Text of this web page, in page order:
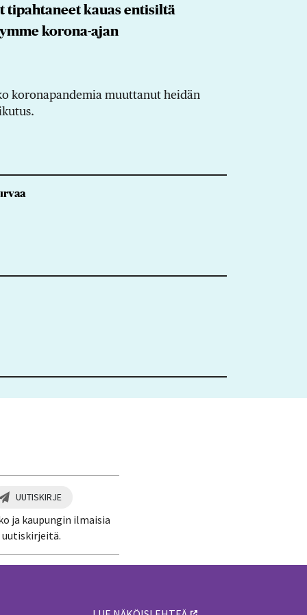
tipahtaneet kauas entisiltä
korona-ajan
koronapandemia muuttanut heidän
UUTISKIRJE
ja kaupungin ilmaisia
uutiskirjeitä.